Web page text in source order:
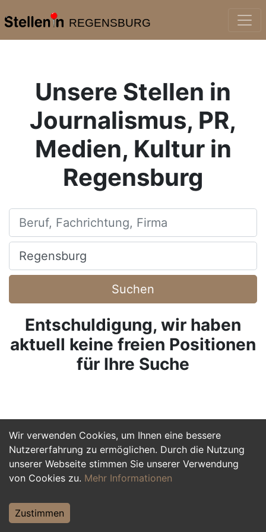
REGENSBURG
Wir verwenden Cookies, um Ihnen eine bessere
Nutzererfahrung zu ermöglichen. Durch die Nutzung
unserer Webseite stimmen Sie unserer Verwendung
von Cookies zu. Mehr Informationen
Zustimmen
Unsere Stellen in
Journalismus, PR,
Medien, Kultur in
Regensburg
Beruf, Fachrichtung, Firma
Ort, Stadt
Suchen
Entschuldigung, wir haben
aktuell keine freien Positionen
für Ihre Suche